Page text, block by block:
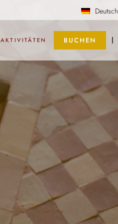
Deutsch
Englisch(EN)
Französisch
AKTIVITÄTEN BUCHEN